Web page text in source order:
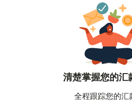
清楚掌握您的汇
全程跟踪您的汇